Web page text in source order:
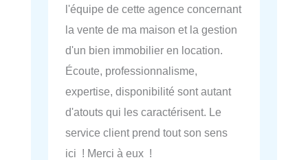
l'équipe de cette agence concernant
la vente de ma maison et la gestion
d'un bien immobilier en location.
Écoute, professionnalisme,
expertise, disponibilité sont autant
d'atouts qui les caractérisent. Le
service client prend tout son sens
ici ! Merci à eux !